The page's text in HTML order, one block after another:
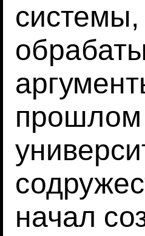
системы,
прошлом
начал